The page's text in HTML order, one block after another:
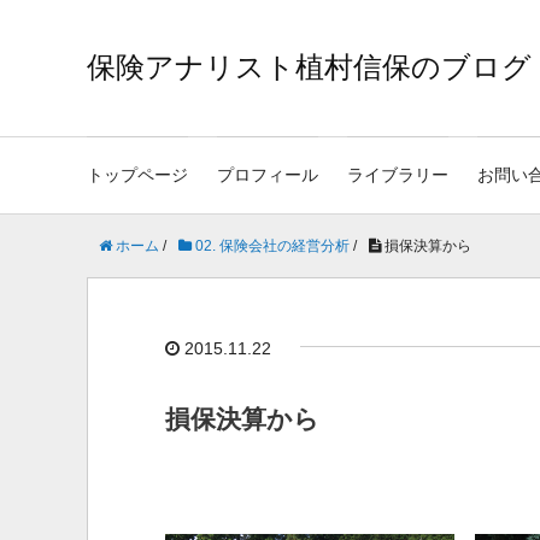
保険アナリスト植村信保のブログ
トップページ プロフィール ライブラリー お問い
ホーム / 02. 保険会社の経営分析 / 損保決算から
2015.11.22
損保決算から